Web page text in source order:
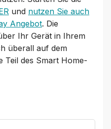
und nutzen Sie auch
Angebot. Die
Ihr Gerät in Ihrem
überall auf dem
Teil des Smart Home-